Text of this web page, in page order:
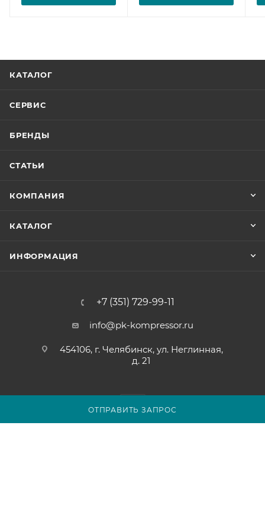
ОТПРАВИТЬ ЗАПРОС
КАТАЛОГ
СЕРВИС
БРЕНДЫ
СТАТЬИ
КОМПАНИЯ
КАТАЛОГ
ИНФОРМАЦИЯ
+7 (351) 729-99-11
info@pk-kompressor.ru
454106, г. Челябинск, ул. Неглинная,
д. 21